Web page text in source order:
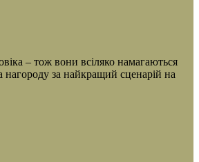
– тож вони всіляко намагаються
нагороду за найкращий сценарій на